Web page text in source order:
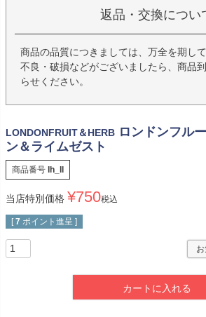
返品・交換につい
商品の品質につきましては、万全を期し
不良・破損などがございましたら、商品
らせください。
LONDONFRUIT＆HERB ロンドンフル
ン＆ライムゼスト
商品番号 lh_ll
当店特別価格 ¥750税込
[ 7 ポイント進呈 ]
カートに入れる